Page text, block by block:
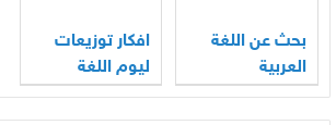
بحث عن اللغة
العربية
افكار توزيعات
ليوم اللغة
العربية